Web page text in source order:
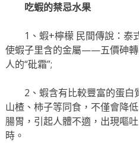
吃蝦的禁忌水果
1、蝦+檸檬 民間傳說：泰
使蝦子里含的金屬——五價砷轉
人的“砒霜”;
2、蝦含有比較豐富的蛋
山楂、柿子等同食，不僅會降
腸胃，引起人體不適，出現嘔
時。